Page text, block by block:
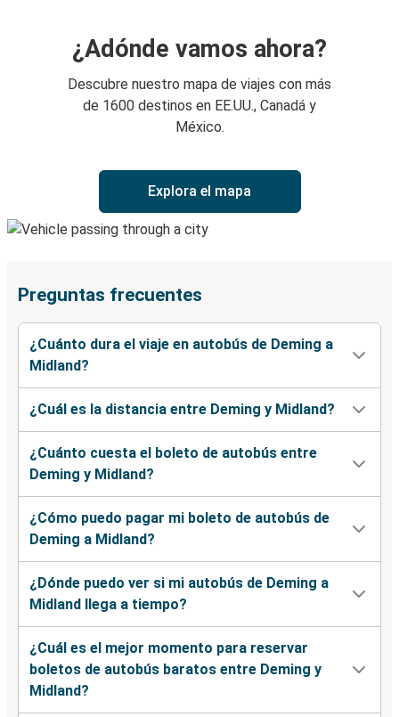
¿Adónde vamos ahora?
Descubre nuestro mapa de viajes con más
de 1600 destinos en EE.UU., Canadá y
México.
Explora el mapa
Preguntas frecuentes
¿Cuánto dura el viaje en autobús de Deming a
Midland?
¿Cuál es la distancia entre Deming y Midland?
¿Cuánto cuesta el boleto de autobús entre
Deming y Midland?
¿Cómo puedo pagar mi boleto de autobús de
Deming a Midland?
¿Dónde puedo ver si mi autobús de Deming a
Midland llega a tiempo?
¿Cuál es el mejor momento para reservar
boletos de autobús baratos entre Deming y
Midland?